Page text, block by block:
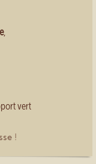
,
vert
!